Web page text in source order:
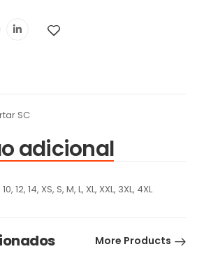
SC
adicional
12, 14, XS, S, M, L, XL, XXL, 3XL, 4XL
More Products